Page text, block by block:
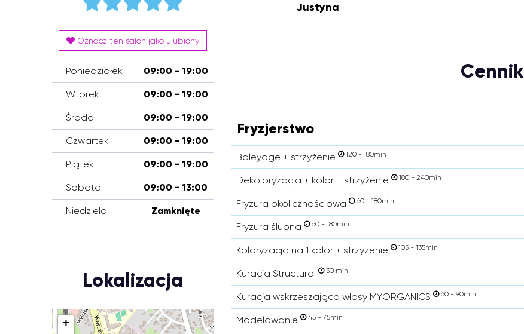
Oznacz ten salon jako ulubiony
Poniedziałek 09:00 - 19:00
Wtorek 09:00 - 19:00
Środa 09:00 - 19:00
Czwartek 09:00 - 19:00
Piątek 09:00 - 19:00
Sobota 09:00 - 13:00
Niedziela Zamknięte
Lokalizacja
+
Justyna
Cennik
Fryzjerstwo
Baleyage + strzyżenie 120 - 180min
Dekoloryzacja + kolor + strzyżenie 180 - 240min
Fryzura okolicznościowa 60 - 180min
Fryzura ślubna 60 - 180min
Koloryzacja na 1 kolor + strzyżenie 105 - 135min
Kuracja Structural 30 min
Kuracja wskrzeszająca włosy MY.ORGANICS 60 - 90min
Modelowanie 45 - 75min